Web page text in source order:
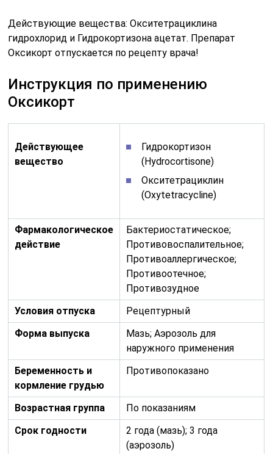
Действующие вещества: Окситетрациклина
гидрохлорид и Гидрокортизона ацетат. Препарат
Оксикорт отпускается по рецепту врача!
Инструкция по применению
Оксикорт
Действующее
вещество
Гидрокортизон
(Hydrocortisone)
Окситетрациклин
(Oxytetracycline)
Фармакологическое
действие
Бактериостатическое;
Противовоспалительное;
Противоаллергическое;
Противоотечное;
Противозудное
Условия отпуска
Рецептурный
Форма выпуска
Мазь; Аэрозоль для
наружного применения
Беременность и
кормление грудью
Противопоказано
Возрастная группа
По показаниям
Срок годности
2 года (мазь); 3 года
(аэрозоль)